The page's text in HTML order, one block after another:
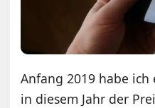
Anfang 2019 habe ich
in diesem Jahr der